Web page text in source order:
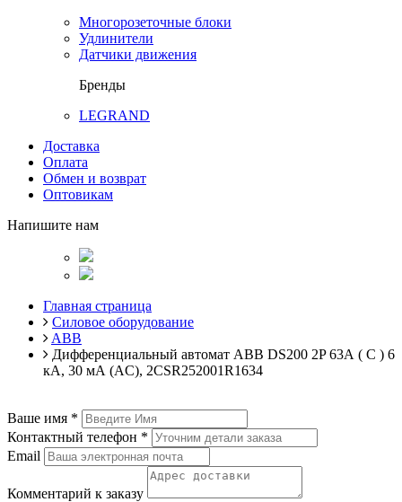
Многорозеточные блоки
Удлинители
Датчики движения
Бренды
LEGRAND
Доставка
Оплата
Обмен и возврат
Оптовикам
Напишите нам
Главная страница
Силовое оборудование
ABB
Дифференциальный автомат ABB DS200 2P 63А ( C ) 6
кА, 30 мА (AC), 2CSR252001R1634
Ваше имя *
Контактный телефон *
Email
Комментарий к заказу